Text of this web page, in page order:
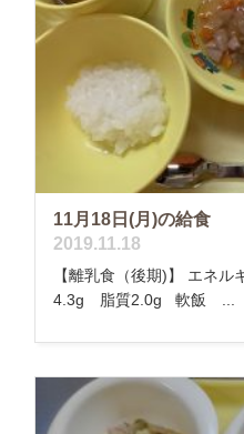
11月18日(月)の給食
2019.11.18
【離乳食（後期)】 エネ
4.3g 脂質2.0g 軟飯 ...